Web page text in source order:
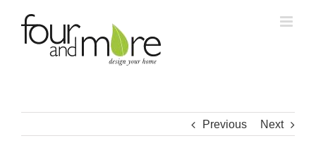
content
Previous Next